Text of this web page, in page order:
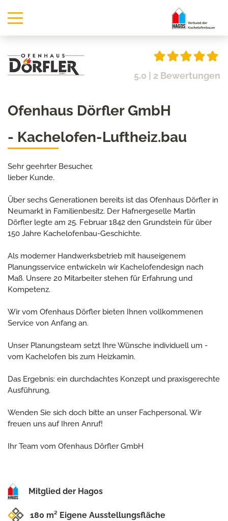
5.0 | 2 Bewertungen
Ofenhaus Dörfler GmbH
- Kachelofen-Luftheiz.bau
Sehr geehrter Besucher,
lieber Kunde.
Über sechs Generationen bereits ist das Ofenhaus Dörfler in
Neumarkt in Familienbesitz. Der Hafnergeselle Martin
Dörfler legte am 25. Februar 1842 den Grundstein für über
150 Jahre Kachelofenbau-Geschichte.
Als moderner Handwerksbetrieb mit hauseigenem
Planungsservice entwickeln wir Kachelofendesign nach
Maß. Unsere 20 Mitarbeiter stehen für Erfahrung und
Kompetenz.
Wir vom Ofenhaus Dörfler bieten Ihnen vollkommenen
Service von Anfang an.
Unser Planungsteam setzt Ihre Wünsche individuell um -
vom Kachelofen bis zum Heizkamin.
Das Ergebnis: ein durchdachtes Konzept und praxisgerechte
Ausführung.
Wenden Sie sich doch bitte an unser Fachpersonal. Wir
freuen uns auf Ihren Anruf!
Ihr Team vom Ofenhaus Dörfler GmbH
Mitglied der Hagos
180 m² Eigene Ausstellungsfläche